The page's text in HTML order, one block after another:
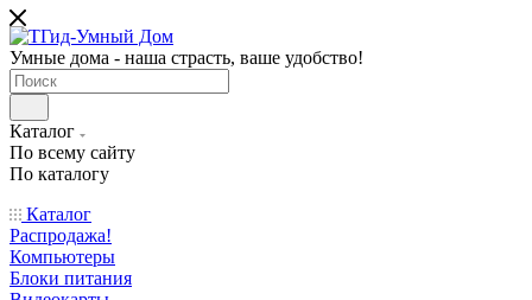
Умные дома - наша страсть, ваше удобство!
Каталог
По всему сайту
По каталогу
Каталог
Распродажа!
Компьютеры
Блоки питания